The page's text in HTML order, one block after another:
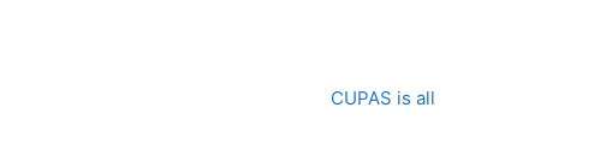
CUPAS is all